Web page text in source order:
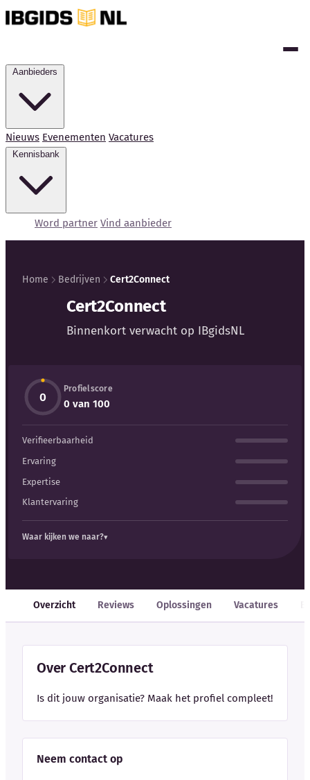
Nieuws Evenementen Vacatures
Word partner Vind aanbieder
Kennisbank
Blog
Bedrijfsupdates
Externe bronnen
Auteurs
Home Bedrijven Cert2Connect
Cert2Connect
Binnenkort verwacht op IBgidsNL
0
Profielscore
0 van 100
Verifieerbaarheid
Ervaring
Expertise
Klantervaring
Waar kijken we naar?
Overzicht Reviews Oplossingen Vacatures
Over Cert2Connect
Is dit jouw organisatie? Maak het profiel compleet!
Neem contact op